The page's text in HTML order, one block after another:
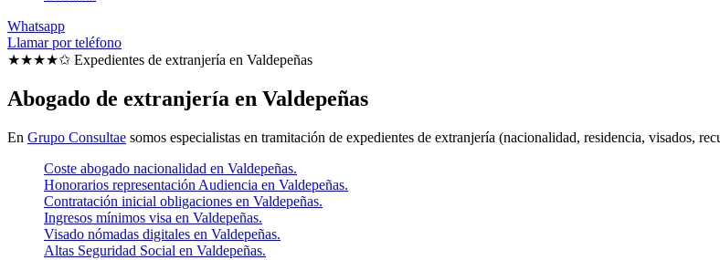
Whatsapp
Llamar por teléfono
★★★★✩ Expedientes de extranjería en Valdepeñas
Abogado de extranjería en Valdepeñas
En Grupo Consultae somos especialistas en tramitación de expedientes de extranjería (nacionalidad, residencia, visados,
Coste abogado nacionalidad en Valdepeñas.
Honorarios representación Audiencia en Valdepeñas.
Contratación inicial obligaciones en Valdepeñas.
Ingresos mínimos visa en Valdepeñas.
Visado nómadas digitales en Valdepeñas.
Altas Seguridad Social en Valdepeñas.